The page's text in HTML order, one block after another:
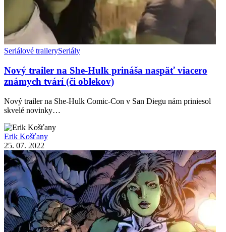
Seriálové trailerySeriály
Nový trailer na She-Hulk prináša naspäť viacero
známych tvárí (či oblekov)
Nový trailer na She-Hulk Comic-Con v San Diegu nám priniesol
skvelé novinky…
Erik Košťany
25. 07. 2022